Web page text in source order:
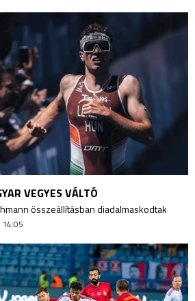
VEGYES VÁLTÓ
összeállításban diadalmaskodtak